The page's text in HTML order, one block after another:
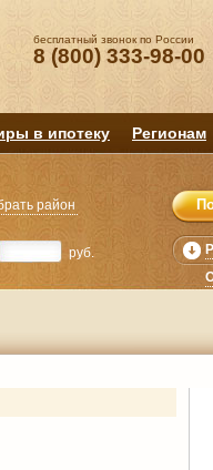
бесплатный звонок по России
8 (800) 333-98-00
в ипотеку Регионам
район
руб.